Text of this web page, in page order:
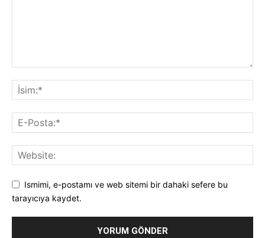
Ismimi, e-postamı ve web sitemi bir dahaki sefere bu
tarayıcıya kaydet.